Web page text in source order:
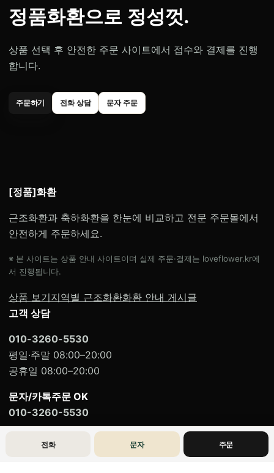
정품화환으로 정성껏.
상품 선택 후 안전한 주문 사이트에서 접수와 결제를 진행
합니다.
주문하기 전화 상담 문자 주문
[정품]화환
근조화환과 축하화환을 한눈에 비교하고 전문 주문몰에서
안전하게 주문하세요.
※ 본 사이트는 상품 안내 사이트이며 실제 주문·결제는 loveflower.kr에
서 진행됩니다.
상품 보기지역별 근조화환화환 안내 게시글
고객 상담
010-3260-5530
평일·주말 08:00–20:00
공휴일 08:00–20:00
문자/카톡주문 OK
010-3260-5530
전화 문자 주문